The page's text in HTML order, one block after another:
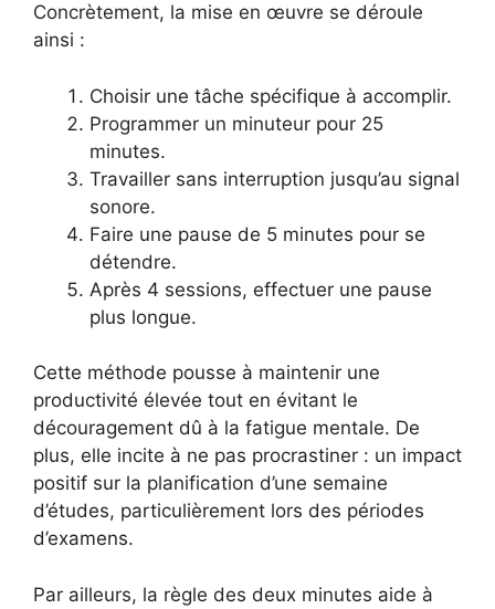
Concrètement, la mise en œuvre se déroule
ainsi :
Choisir une tâche spécifique à accomplir.
Programmer un minuteur pour 25
minutes.
Travailler sans interruption jusqu’au signal
sonore.
Faire une pause de 5 minutes pour se
détendre.
Après 4 sessions, effectuer une pause
plus longue.
Cette méthode pousse à maintenir une
productivité élevée tout en évitant le
découragement dû à la fatigue mentale. De
plus, elle incite à ne pas procrastiner : un impact
positif sur la planification d’une semaine
d’études, particulièrement lors des périodes
d’examens.
Par ailleurs, la règle des deux minutes aide à